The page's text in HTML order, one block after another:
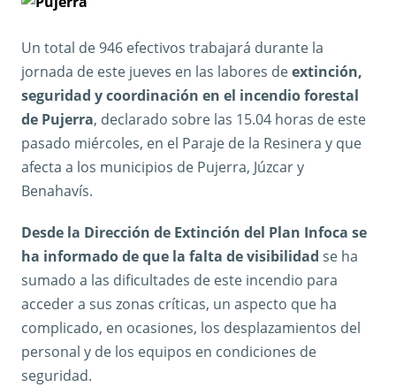
Un total de 946 efectivos trabajará durante la
jornada de este jueves en las labores deextinción,
seguridad y coordinación en el incendio forestal
de Pujerra, declarado sobre las 15.04 horas de este
pasado miércoles, en el Paraje de la Resinera y que
afecta a los municipios de Pujerra, Júzcar y
Benahavís.
Desde la Dirección de Extinción del Plan Infoca se
ha informado de que la falta de visibilidad se ha
sumado a las dificultades de este incendio para
acceder a sus zonas críticas, un aspecto que ha
complicado, en ocasiones, los desplazamientos del
personal y de los equipos en condiciones de
seguridad.